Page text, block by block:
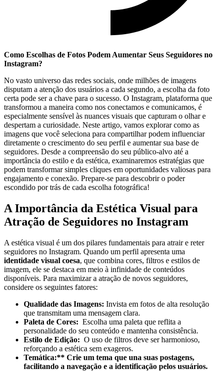
Como​ Escolhas de Fotos ⁢Podem Aumentar Seus Seguidores no
Instagram?
No vasto‍ universo das redes ‍sociais, onde milhões de ‌imagens
disputam a atenção dos⁤ usuários a cada‍ segundo, ​a escolha da foto
certa pode ser⁣ a chave para o sucesso. O Instagram, plataforma‍ que
transformou a maneira como⁤ nos conectamos e comunicamos, é
especialmente sensível às nuances visuais que capturam o‍ olhar e
despertam a curiosidade. Neste artigo, vamos explorar como as
imagens⁢ que você seleciona ⁢para compartilhar ‌podem influenciar
diretamente o crescimento‌ do seu perfil e aumentar sua‍ base de
seguidores. Desde a compreensão do seu público-alvo até a‍
importância ⁣do estilo e da ⁤estética, examinaremos estratégias que⁣
podem transformar simples cliques em oportunidades ⁣valiosas para
engajamento e conexão.⁤ Prepare-se para descobrir‌ o ​poder
escondido por trás de cada escolha fotográfica!
A Importância​ da Estética Visual para
Atração de Seguidores no Instagram
A estética visual ⁤é‍ um dos pilares‍ fundamentais para atrair​ e reter
seguidores no Instagram. Quando um perfil apresenta uma
identidade visual coesa, que combina cores, filtros​ e estilos ⁤de
imagem, ele se destaca em meio à ⁤infinidade de conteúdos
disponíveis. Para maximizar a atração de novos seguidores,⁣
considere os seguintes fatores:
Qualidade‌ das Imagens: Invista em fotos‌ de alta resolução
que transmitam uma mensagem⁤ clara.
Paleta de Cores: ⁢ Escolha uma paleta que reflita a
personalidade​ do seu conteúdo e mantenha consistência.
Estilo de Edição: ​ O uso de filtros deve ser⁢ harmonioso,
reforçando a⁤ estética sem exageros.
Temática:** Crie um tema que una suas postagens,
facilitando a navegação e ⁣a identificação ​pelos usuários.